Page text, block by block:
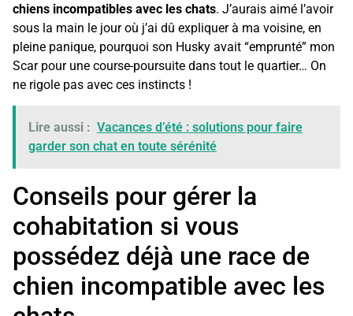
chiens incompatibles avec les chats. J’aurais aimé l’avoir
sous la main le jour où j’ai dû expliquer à ma voisine, en
pleine panique, pourquoi son Husky avait “emprunté” mon
Scar pour une course-poursuite dans tout le quartier… On
ne rigole pas avec ces instincts !
Lire aussi : Vacances d’été : solutions pour faire
garder son chat en toute sérénité
Conseils pour gérer la
cohabitation si vous
possédez déjà une race de
chien incompatible avec les